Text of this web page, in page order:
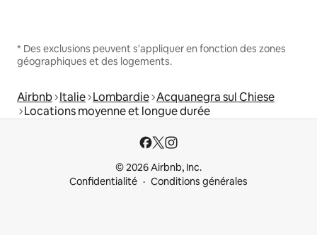
* Des exclusions peuvent s'appliquer en fonction des zones
géographiques et des logements.
Airbnb Italie Lombardie Acquanegra sul Chiese
Locations moyenne et longue durée
© 2026 Airbnb, Inc.
Confidentialité
Conditions générales